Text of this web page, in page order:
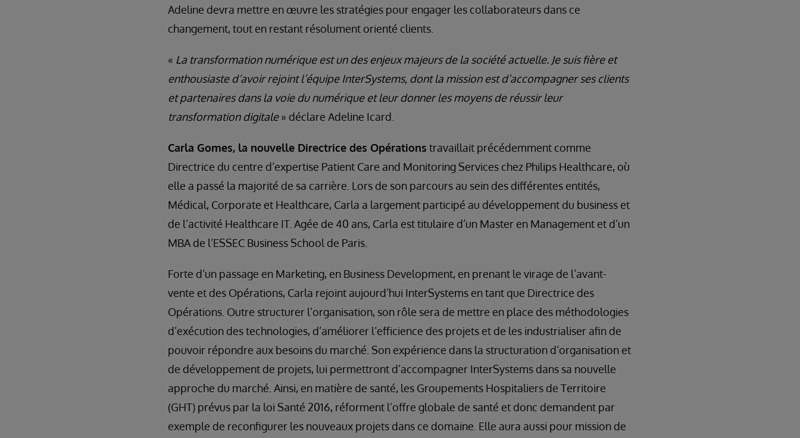
Adeline devra mettre en œuvre les stratégies pour engager les collaborateurs dans ce
changement, tout en restant résolument orienté clients.
« La transformation numérique est un des enjeux majeurs de la société actuelle. Je suis fière et
enthousiaste d’avoir rejoint l’équipe InterSystems, dont la mission est d’accompagner ses clients
et partenaires dans la voie du numérique et leur donner les moyens de réussir leur
transformation digitale» déclare Adeline Icard.
Carla Gomes, la nouvelle Directrice des Opérations travaillait précédemment comme
Directrice du centre d’expertise Patient Care and Monitoring Services chez Philips Healthcare, où
elle a passé la majorité de sa carrière. Lors de son parcours au sein des différentes entités,
Médical, Corporate et Healthcare, Carla a largement participé au développement du business et
de l’activité Healthcare IT. Agée de 40 ans, Carla est titulaire d’un Master en Management et d’un
MBA de l’ESSEC Business School de Paris.
Forte d’un passage en Marketing, en Business Development, en prenant le virage de l’avant-
vente et des Opérations, Carla rejoint aujourd’hui InterSystems en tant que Directrice des
Opérations. Outre structurer l’organisation, son rôle sera de mettre en place des méthodologies
d’exécution des technologies, d’améliorer l’efficience des projets et de les industrialiser afin de
pouvoir répondre aux besoins du marché. Son expérience dans la structuration d’organisation et
de développement de projets, lui permettront d’accompagner InterSystems dans sa nouvelle
approche du marché. Ainsi, en matière de santé, les Groupements Hospitaliers de Territoire
(GHT) prévus par la loi Santé 2016, réforment l’offre globale de santé et donc demandent par
exemple de reconfigurer les nouveaux projets dans ce domaine. Elle aura aussi pour mission de